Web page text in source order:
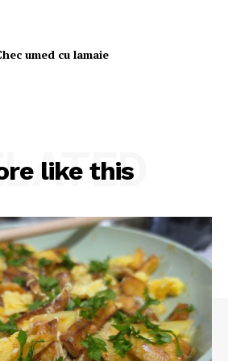
umed cu lamaie
like this